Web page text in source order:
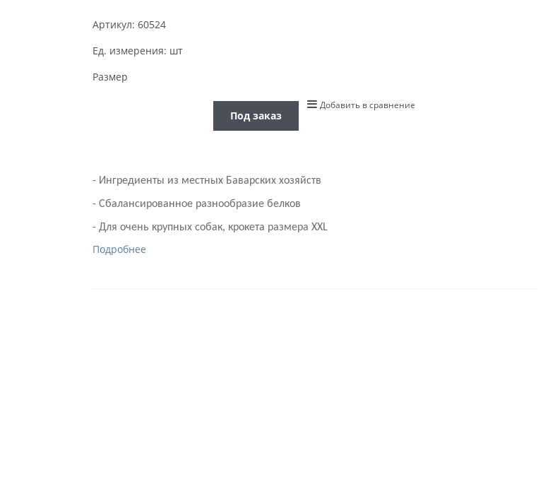
Артикул: 60524
Ед. измерения: шт
Размер
Под заказ
Добавить в сравнение
- Ингредиенты из местных Баварских хозяйств
- Сбалансированное разнообразие белков
- Для очень крупных собак, крокета размера XXL
Подробнее